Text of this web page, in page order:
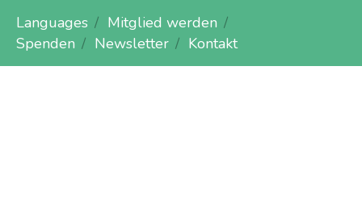
Languages
Mitglied werden
Spenden
Newsletter Kontakt